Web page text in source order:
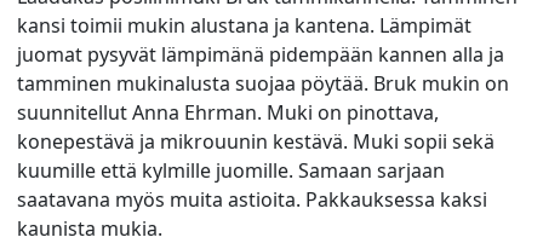
kansi toimii mukin alustana ja kantena. Lämpimät
juomat pysyvät lämpimänä pidempään kannen alla ja
tamminen mukinalusta suojaa pöytää. Bruk mukin on
suunnitellut Anna Ehrman. Muki on pinottava,
konepestävä ja mikrouunin kestävä. Muki sopii sekä
kuumille että kylmille juomille. Samaan sarjaan
saatavana myös muita astioita. Pakkauksessa kaksi
kaunista mukia.